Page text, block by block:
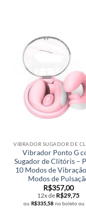
VIBRADOR SUGADOR DE
Vibrador Ponto G
Sugador de Clitóris –
10 Modos de
Modos de
R$357,00
12x de R$29,75
ou R$335,58 no boleto ou